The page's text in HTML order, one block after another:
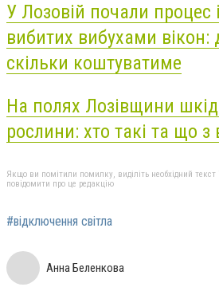
У Лозовій почали процес
вибитих вибухами вікон:
скільки коштуватиме
На полях Лозівщини
рослини: хто такі та що
Якщо ви помітили помилку, виділіть необхідний текст
повідомити про це редакцію
#відключення світла
Анна Беленкова